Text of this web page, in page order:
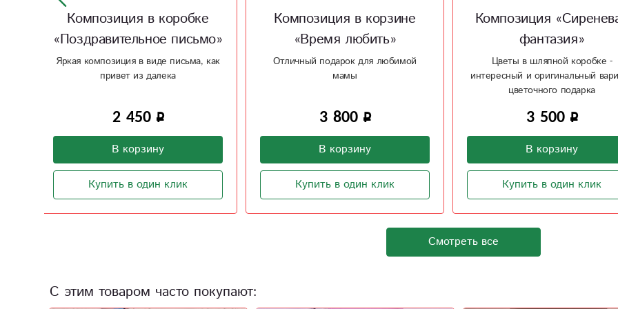
Композиция в корзине
«Время любить»
Отличный подарок для любимой
мамы
3 800
В корзину
Купить в один клик
Композиция «Сиреневая
фантазия»
Цветы в шляпной коробке -
интересный и оригинальный вариант
3 500
В корзину
Купить в один клик
Композиция в
«Сияющая улыбка»
Композиция в деревянном
3 000
В корзину
Купить в один клик
Смотреть все
С этим товаром часто покупают: